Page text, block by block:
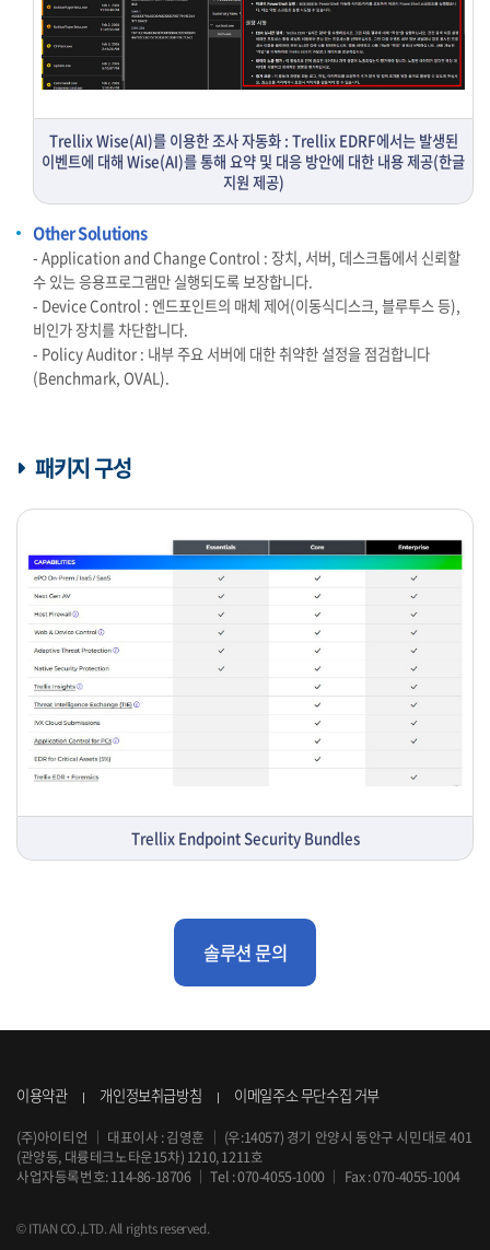
Trellix Wise(AI)를 이용한 조사 자동화 : Trellix EDRF에서는 발생된
이벤트에 대해 Wise(AI)를 통해 요약 및 대응 방안에 대한 내용 제공(한글
지원 제공)
Other Solutions
- Application and Change Control : 장치, 서버, 데스크톱에서 신뢰할
수 있는 응용프로그램만 실행되도록 보장합니다.
- Device Control : 엔드포인트의 매체 제어(이동식디스크, 블루투스 등),
비인가 장치를 차단합니다.
- Policy Auditor : 내부 주요 서버에 대한 취약한 설정을 점검합니다
(Benchmark, OVAL).
패키지 구성
Trellix Endpoint Security Bundles
솔루션 문의
이용약관 개인정보취급방침
이메일주소 무단수집 거부
(주)아이티언 ｜ 대표이사 : 김영훈 ｜ (우:14057) 경기 안양시 동안구 시민대로 401
(관양동, 대륭테크노타운15차) 1210, 1211호
사업자등록번호: 114-86-18706｜Tel :070-4055-1000 ｜ Fax : 070-4055-1004
© ITIAN CO.,LTD. All rights reserved.